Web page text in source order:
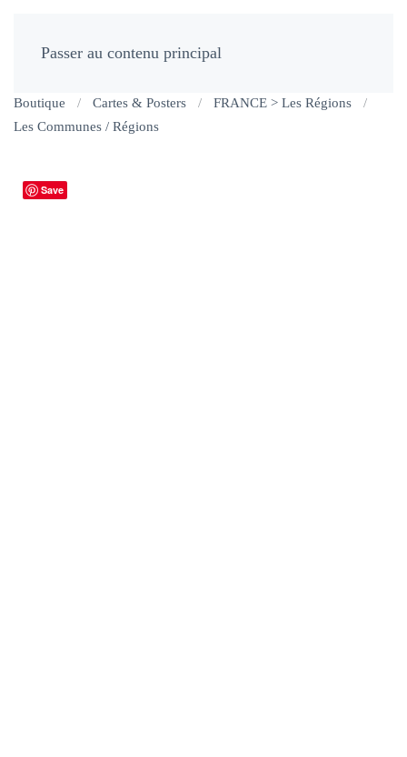
Passer au contenu principal
Boutique Cartes & Posters
FRANCE > Les Régions
Les Communes / Régions
Save